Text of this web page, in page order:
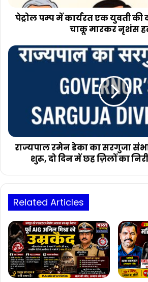
दिन-
दहाड़े
नृशंस
हत्या
पेट्रोल पम्प में कार्यरत एक युवती की
चाकू मारकर नृशंस
राज्यपाल
रमेन
कल
दिन
छह
ज़िलों
का
निरीक्षण
कार्यक्रम
राज्यपाल रमेन डेका का सरगुजा
शुरू, दो दिन में छह ज़िलों का
Related Articles